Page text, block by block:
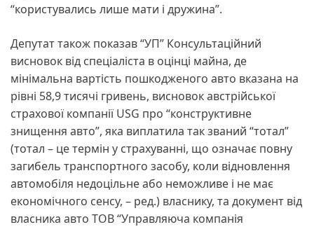
“користувались лише мати і дружина”.
Депутат також показав “УП” Консультаційний
висновок від спеціаліста в оцінці майна, де
мінімальна вартість пошкодженого авто вказана на
рівні 58,9 тисячі гривень, висновок австрійської
страхової компанії USG про “конструктивне
знищення авто”, яка виплатила так званий “тотал”
(тотал – це термін у страхуванні, що означає повну
загибель транспортного засобу, коли відновлення
автомобіля недоцільне або неможливе і не має
економічного сенсу, – ред.) власнику, та документ від
власника авто ТОВ “Управляюча компанія